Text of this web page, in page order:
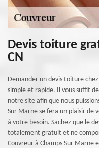
Devis toiture
CN
Demander un devis toiture
simple et rapide. Il vous suffit
notre site afin que nous
Sur Marne se fera un plaisir de
à votre besoin. Sachez que le
totalement gratuit et ne
Couvreur à Champs Sur